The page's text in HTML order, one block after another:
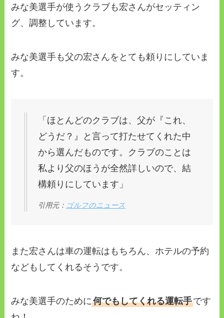
みな美選手が使うクラブも宏さんがセッティン
グ、調整しています。
みな美選手も父の宏さんをとても頼りにしていま
す。
「ほとんどのクラブは、父が『これ、
どうだ？』と言って打たせてくれた中
から選んだものです。クラブのことは
私より父のほうが全然詳しいので、結
構頼りにしています」
引用元： ゴルフのニュース
また宏さんは車の運転はもちろん、ホテルの予約
などもしてくれるそうです。
みな美選手のために何でもしてくれる運転手です